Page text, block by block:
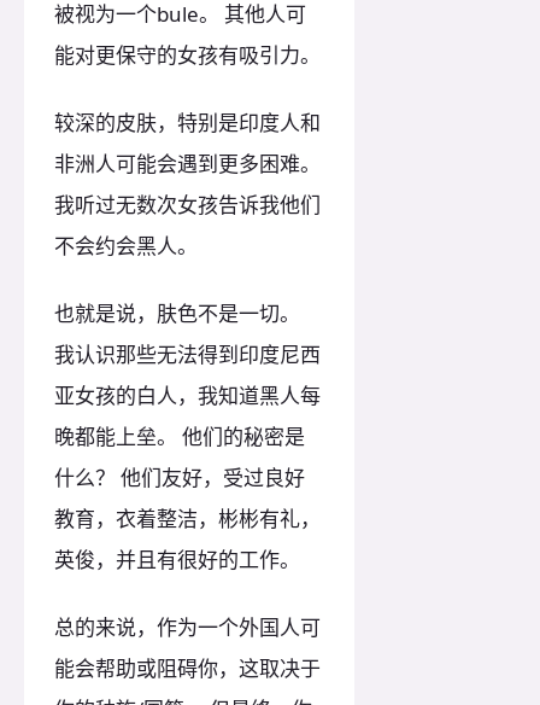
被视为一个bule。 其他人可
能对更保守的女孩有吸引力。
较深的皮肤，特别是印度人和
非洲人可能会遇到更多困难。
我听过无数次女孩告诉我他们
不会约会黑人。
也就是说，肤色不是一切。
我认识那些无法得到印度尼西
亚女孩的白人，我知道黑人每
晚都能上垒。 他们的秘密是
什么？ 他们友好，受过良好
教育，衣着整洁，彬彬有礼，
英俊，并且有很好的工作。
总的来说，作为一个外国人可
能会帮助或阻碍你，这取决于